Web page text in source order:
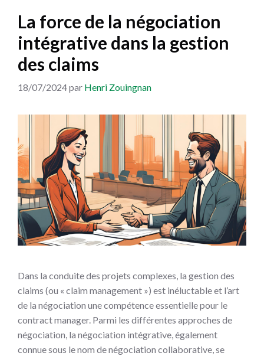
La force de la négociation
intégrative dans la gestion
des claims
18/07/2024par Henri Zouingnan
Dans la conduite des projets complexes, la gestion des
claims (ou « claim management ») est inéluctable et l’art
de la négociation une compétence essentielle pour le
contract manager. Parmi les différentes approches de
négociation, la négociation intégrative, également
connue sous le nom de négociation collaborative, se